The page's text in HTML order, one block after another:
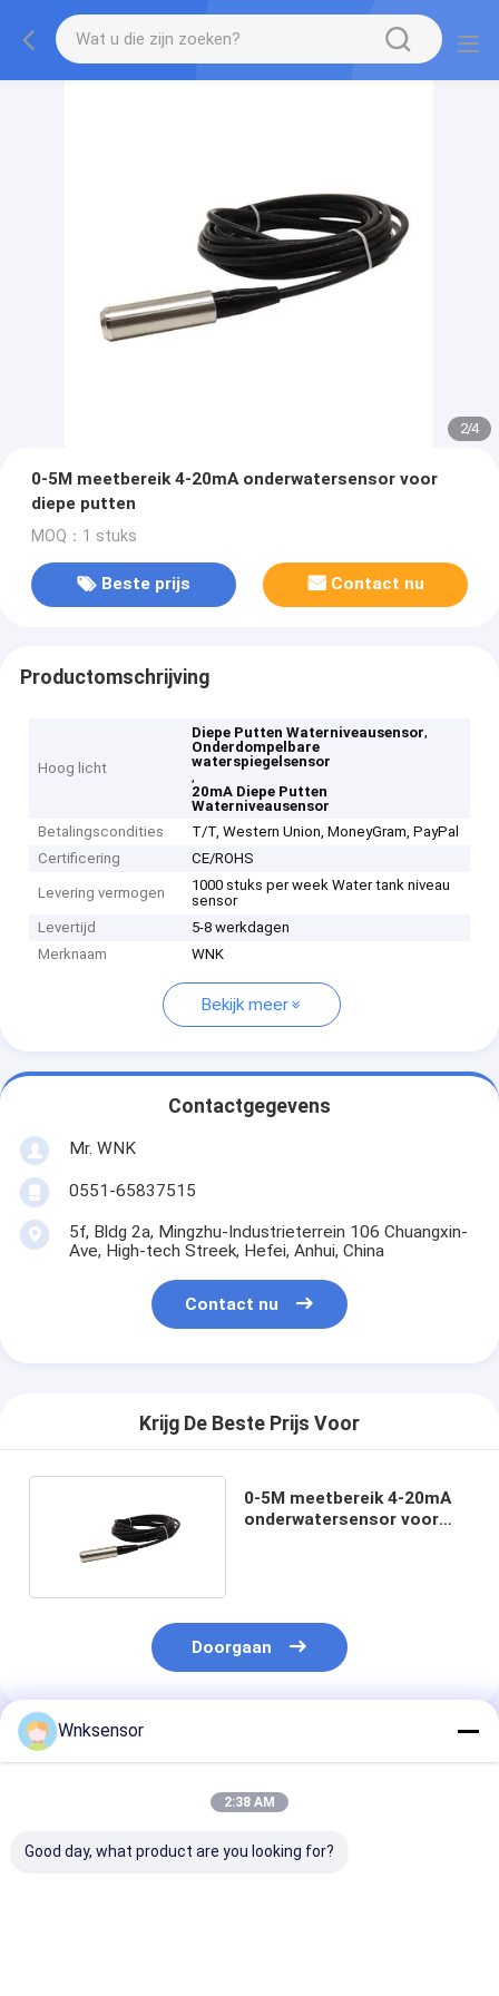
2/4
0-5M meetbereik 4-20mA onderwatersensor voor
diepe putten
MOQ：1 stuks
Beste prijs Contact nu
Productomschrijving
Hoog licht
Diepe Putten Waterniveausensor,
Onderdompelbare
waterspiegelsensor
,
20mA Diepe Putten
Waterniveausensor
Betalingscondities
T/T, Western Union, MoneyGram, PayPal
Certificering
CE/ROHS
Levering vermogen
1000 stuks per week Water tank niveau
sensor
Levertijd
5-8 werkdagen
Merknaam
WNK
Bekijk meer
Contactgegevens
Mr. WNK
0551-65837515
5f, Bldg 2a, Mingzhu-Industrieterrein 106 Chuangxin-
Ave, High-tech Streek, Hefei, Anhui, China
Contact nu
Krijg De Beste Prijs Voor
0-5M meetbereik 4-20mA
onderwatersensor voor
Doorgaan
Geadviseerde Producten
Wnksensor
2:38 AM
Good day, what product are you looking for?